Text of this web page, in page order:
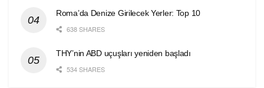
Roma’da Denize Girilecek Yerler: Top 10
638 SHARES
THY’nin ABD uçuşları yeniden başladı
534 SHARES